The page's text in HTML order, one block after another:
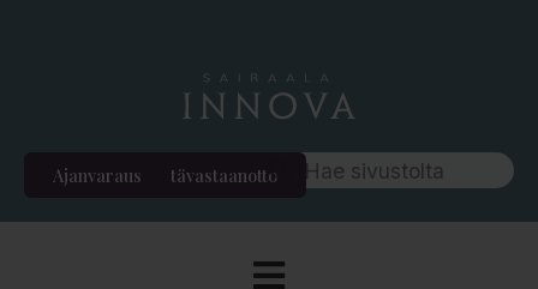
Etävastaanotto
Ajanvaraus